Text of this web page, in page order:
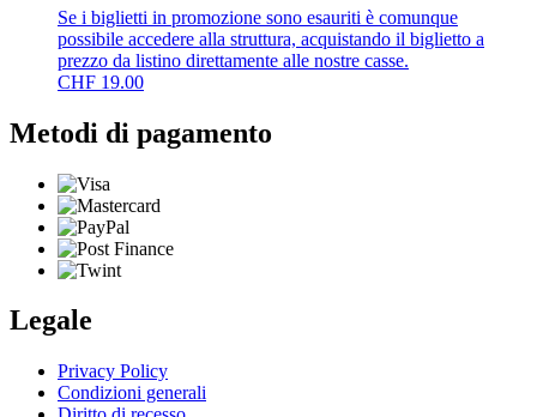
Se i biglietti in promozione sono esauriti è comunque
possibile accedere alla struttura, acquistando il biglietto a
prezzo da listino direttamente alle nostre casse.
CHF 19.00
Metodi di pagamento
Legale
Privacy Policy
Condizioni generali